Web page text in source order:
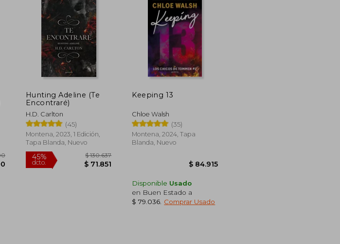
$ 89.000
$ 71.200
$ 72.000
$ 57.600
Rápido
Hunting Adeline (Te
Encontraré)
H.D. Carlton
(45)
Montena, 2023, 1 Edición,
Tapa Blanda, Nuevo
Keeping 13
Chloe Walsh
(35)
Montena, 2024, Tapa
Blanda, Nuevo
Disponible Usado
en Buen Estado a
$ 79.036 Comprar Usado